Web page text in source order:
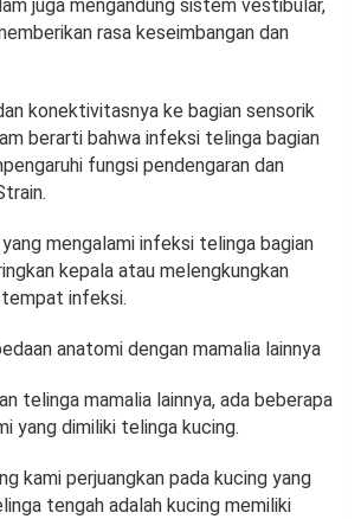
juga mengandung sistem vestibular,
rasa keseimbangan dan
konektivitasnya ke bagian sensorik
berarti bahwa infeksi telinga bagian
fungsi pendengaran dan
mengalami infeksi telinga bagian
kepala atau melengkungkan
infeksi.
anatomi dengan mamalia lainnya
telinga mamalia lainnya, ada beberapa
yang dimiliki telinga kucing.
kami perjuangkan pada kucing yang
tengah adalah kucing memiliki